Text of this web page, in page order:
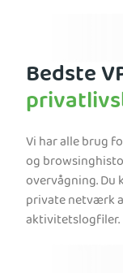
Bedste
Vi har alle brug
og
overvågning. Du
private netværk
aktivitetslogfiler.